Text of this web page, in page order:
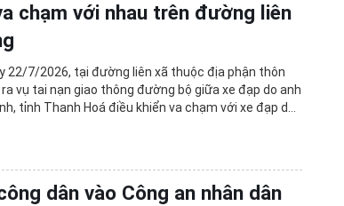
chạm với nhau trên đường liên
22/7/2026, tại đường liên xã thuộc địa phận thôn
vụ tai nạn giao thông đường bộ giữa xe đạp do anh
tỉnh Thanh Hoá điều khiển va chạm với xe đạp do
dân vào Công an nhân dân